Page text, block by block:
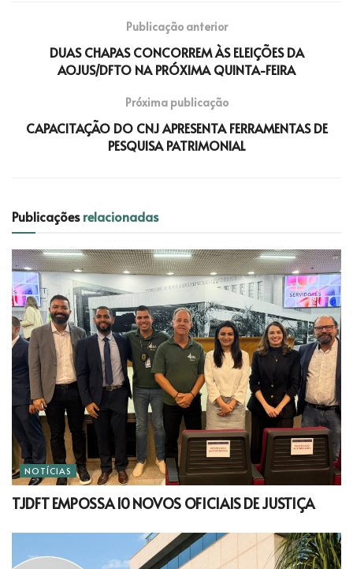
Publicação anterior
DUAS CHAPAS CONCORREM ÀS ELEIÇÕES DA
AOJUS/DFTO NA PRÓXIMA QUINTA-FEIRA
Próxima publicação
CAPACITAÇÃO DO CNJ APRESENTA FERRAMENTAS DE
PESQUISA PATRIMONIAL
Publicaçõesrelacionadas
NOTÍCIAS
TJDFT EMPOSSA 10 NOVOS OFICIAIS DE JUSTIÇA